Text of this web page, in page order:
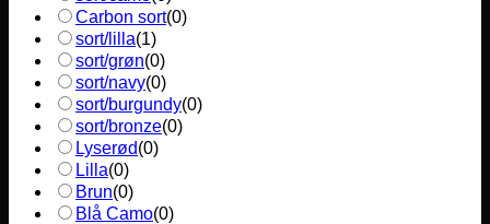
Carbon sort(0)
sort/lilla(1)
sort/grøn(0)
sort/navy(0)
sort/burgundy(0)
sort/bronze(0)
Lyserød(0)
Lilla(0)
Brun(0)
Blå Camo(0)